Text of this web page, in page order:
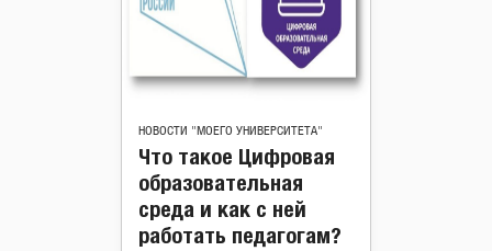
НОВОСТИ "МОЕГО УНИВЕРСИТЕТА"
Что такое Цифровая
образовательная
среда и как с ней
работать педагогам?